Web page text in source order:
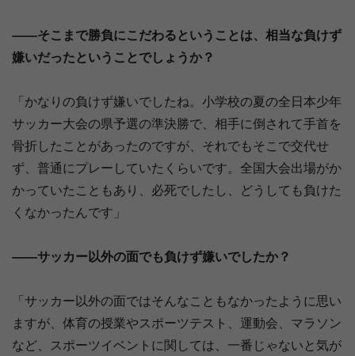
――そこまで勝負にこだわるということは、相当な負けず
嫌いだったということでしょうか？
「かなりの負けず嫌いでしたね。小学校の夏の全日本少年
サッカー大会の県予選の準決勝で、相手に倒されて手首を
骨折したことがあったのですが、それでもそこで交代せ
ず、普通にプレーしていたくらいです。全国大会出場がか
かっていたこともあり、必死でしたし、どうしても負けた
くなかったんです」
――サッカー以外の面でも負けず嫌いでしたか？
「サッカー以外の面ではそんなこともなかったように思い
ますが、体育の授業やスポーツテスト、運動会、マラソン
など、スポーツイベントに関しては、一番じゃないと気が